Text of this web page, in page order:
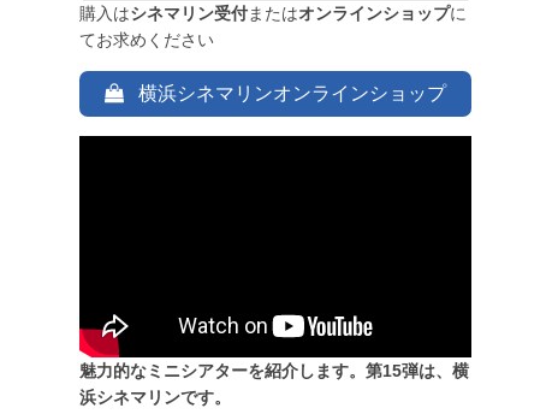
購入はシネマリン受付またはオンラインショップに
てお求めください
横浜シネマリンオンラインショップ
魅力的なミニシアターを紹介します。第15弾は、横
浜シネマリンです。